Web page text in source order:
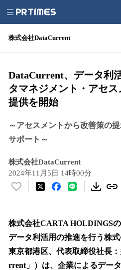
株式会社DataCurrent
DataCurrent、データ利
タマネジメント・アセ
提供を開始
～アセスメントから改善策の
サポート～
株式会社DataCurrent
2024年11月5日 14時00分
い
！
数
読
み
株式会社CARTA HOLDINGS
データ利活用の推進を行う株
東京都港区、代表取締役社長
rrent」）は、企業によるデー